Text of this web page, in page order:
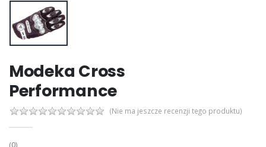
Modeka Cross
Performance
(Nie ma jeszcze recenzji tego produktu)